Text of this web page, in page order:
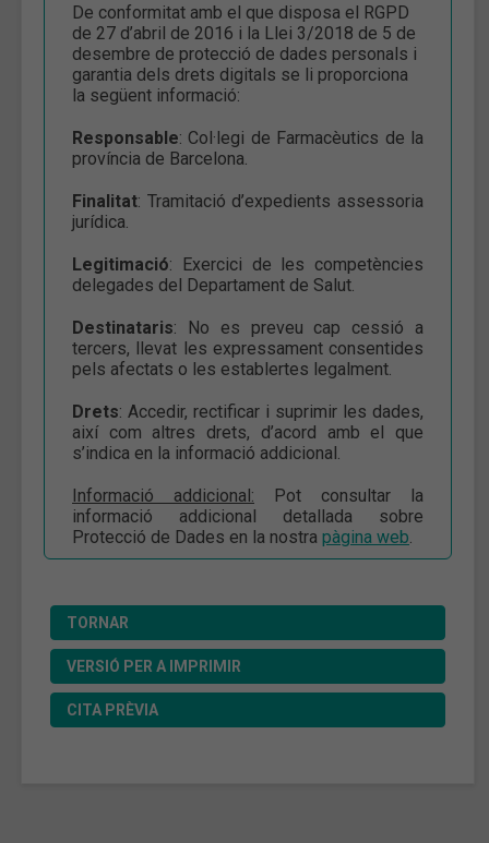
De conformitat amb el que disposa el RGPD
de 27 d’abril de 2016 i la Llei 3/2018 de 5 de
desembre de protecció de dades personals i
garantia dels drets digitals se li proporciona
la següent informació:
Responsable: Col·legi de Farmacèutics de la
província de Barcelona.
Finalitat: Tramitació d’expedients assessoria
jurídica.
Legitimació: Exercici de les competències
delegades del Departament de Salut.
Destinataris: No es preveu cap cessió a
tercers, llevat les expressament consentides
pels afectats o les establertes legalment.
Drets: Accedir, rectificar i suprimir les dades,
així com altres drets, d’acord amb el que
s’indica en la informació addicional.
Informació addicional: Pot consultar la
informació addicional detallada sobre
Protecció de Dades en la nostra pàgina web.
TORNAR
VERSIÓ PER A IMPRIMIR
CITA PRÈVIA